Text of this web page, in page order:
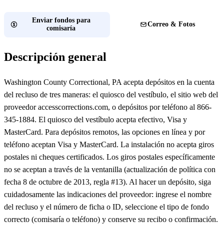
Enviar fondos para
comisaría
Correo & Fotos
Descripción general
Washington County Correctional, PA acepta depósitos en la cuenta
del recluso de tres maneras: el quiosco del vestíbulo, el sitio web del
proveedor accesscorrections.com, o depósitos por teléfono al 866-
345-1884. El quiosco del vestíbulo acepta efectivo, Visa y
MasterCard. Para depósitos remotos, las opciones en línea y por
teléfono aceptan Visa y MasterCard. La instalación no acepta giros
postales ni cheques certificados. Los giros postales específicamente
no se aceptan a través de la ventanilla (actualización de política con
fecha 8 de octubre de 2013, regla #13). Al hacer un depósito, siga
cuidadosamente las indicaciones del proveedor: ingrese el nombre
del recluso y el número de ficha o ID, seleccione el tipo de fondo
correcto (comisaría o teléfono) y conserve su recibo o confirmación.